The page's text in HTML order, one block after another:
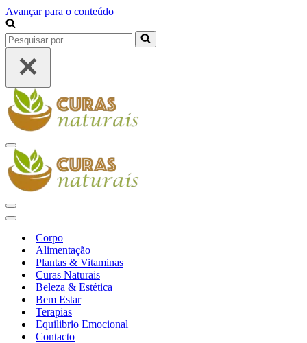
Avançar para o conteúdo
Pesquisar
por...
Menu
de
navegação
Menu
de
Menu
navegação
Corpo
Alimentação
Plantas & Vitaminas
Curas Naturais
Beleza & Estética
Bem Estar
Terapias
Equilibrio Emocional
Contacto